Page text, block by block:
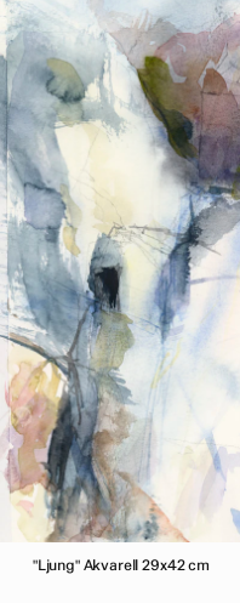
"Ljung" Akvarell 29x42 cm